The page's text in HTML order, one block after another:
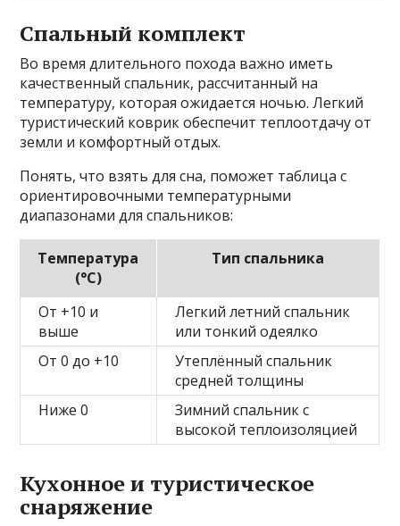
Спальный комплект
Во время длительного похода важно иметь
качественный спальник, рассчитанный на
температуру, которая ожидается ночью. Легкий
туристический коврик обеспечит теплоотдачу от
земли и комфортный отдых.
Понять, что взять для сна, поможет таблица с
ориентировочными температурными
диапазонами для спальников:
Температура
(°С)
Тип спальника
От +10 и
выше
Легкий летний спальник
или тонкий одеялко
От 0 до +10
Утеплённый спальник
средней толщины
Ниже 0
Зимний спальник с
высокой теплоизоляцией
Кухонное и туристическое
снаряжение